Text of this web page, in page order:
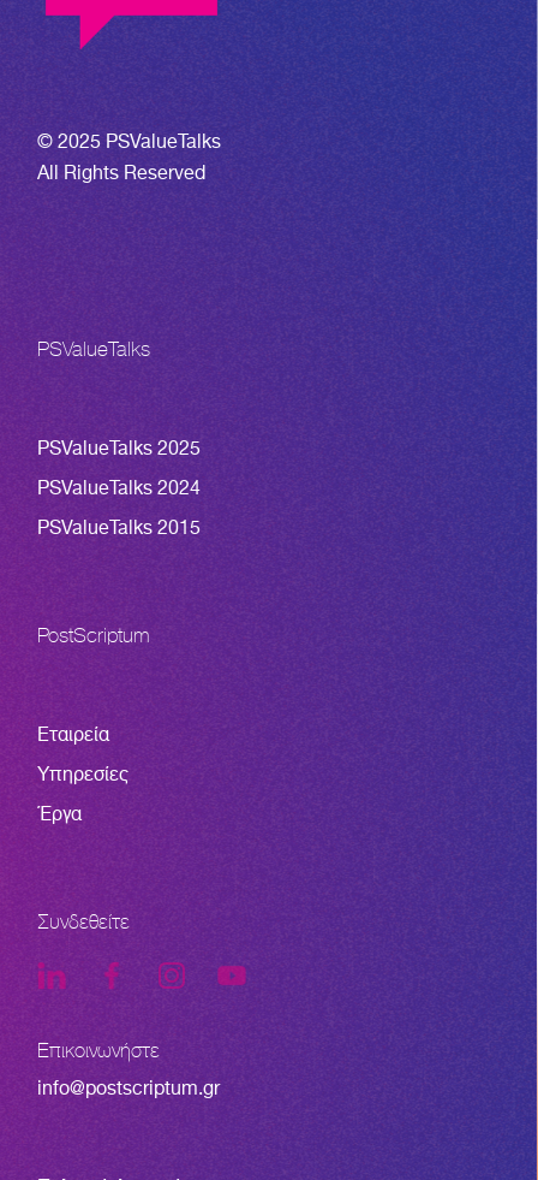
© 2025 PSValueTalks
All Rights Reserved
PSValueTalks
PSValueTalks 2025
PSValueTalks 2024
PSValueTalks 2015
PostScriptum
Εταιρεία
Υπηρεσίες
Έργα
Συνδεθείτε
Επικοινωνήστε
info@postscriptum.gr